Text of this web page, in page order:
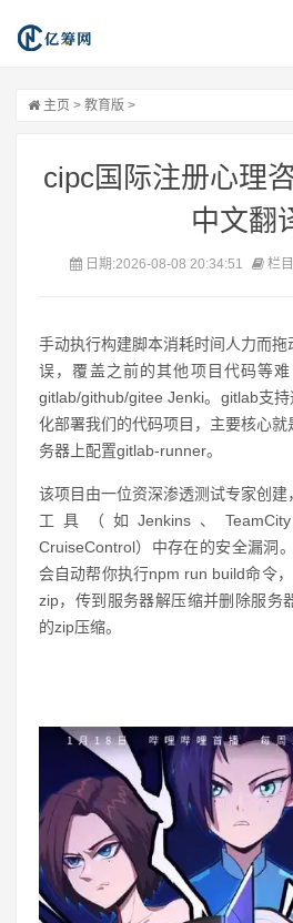
主页 > 教育版 >
cipc国际注册心理
中文翻
日期:2026-08-08 20:34:51 栏目
手动执行构建脚本消耗时间人力而
误，覆盖之前的其他项目代码等
gitlab/github/gitee Jenki。gitlab支
化部署我们的代码项目，主要核心
务器上配置gitlab-runner。
该项目由一位资深渗透测试专家创
工具（如Jenkins、
CruiseControl）中存在的安全漏洞
会自动帮你执行npm run build命令
zip，传到服务器解压缩并删除服务
的zip压缩。